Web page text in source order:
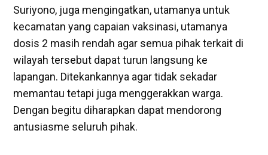
Suriyono, juga mengingatkan, utamanya untuk
kecamatan yang capaian vaksinasi, utamanya
dosis 2 masih rendah agar semua pihak terkait di
wilayah tersebut dapat turun langsung ke
lapangan. Ditekankannya agar tidak sekadar
memantau tetapi juga menggerakkan warga.
Dengan begitu diharapkan dapat mendorong
antusiasme seluruh pihak.